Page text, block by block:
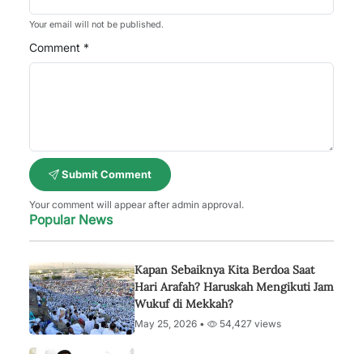
Your email will not be published.
Comment *
Submit Comment
Your comment will appear after admin approval.
Popular News
Kapan Sebaiknya Kita Berdoa Saat
Hari Arafah? Haruskah Mengikuti Jam
Wukuf di Mekkah?
May 25, 2026 • 54,427 views